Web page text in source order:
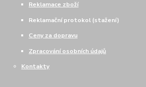
Reklamace zboží
Reklamační protokol (stažení)
Ceny za dopravu
Zpracování osobních údajů
Kontakty